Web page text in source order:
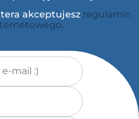
akceptujesz regulamin